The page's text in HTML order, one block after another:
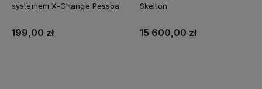
Skelton
15 600,00 zł
Series Monoflap XC
8 745,00 zł